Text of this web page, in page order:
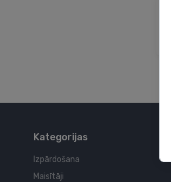
Kategorijas
Izpārdošana
Maisītāji